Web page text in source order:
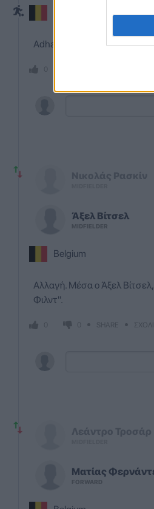
Adham Makhadmeh
Άξελ Βίτσελ
MIDFIELDER
Belgium
Αλλαγή. Μέσα ο Άξελ Βίτσελ,
Φιλντ''.
SHARE
Ματίας
FORWARD